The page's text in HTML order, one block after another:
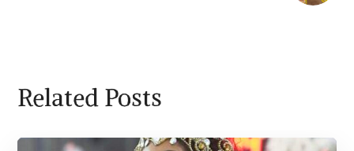
Related Posts